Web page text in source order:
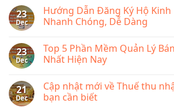
bán
hàng
KiotViet
phí
môn
bài
2026
on
Phí
sàn
mới
nhất
bao
nhật
chi
tiết
23
Dec
Hướng Dẫn Đăng Ký Hộ Kinh
Nhanh Chóng, Dễ Dàng
on
Hướng
Dẫn
Hộ
Kinh
Doanh
23
Dec
Top 5 Phần Mềm Quản Lý
Nhất Hiện Nay
on
Top
5
21
Dec
Cập nhật mới về Thuế thu
bạn cần biết